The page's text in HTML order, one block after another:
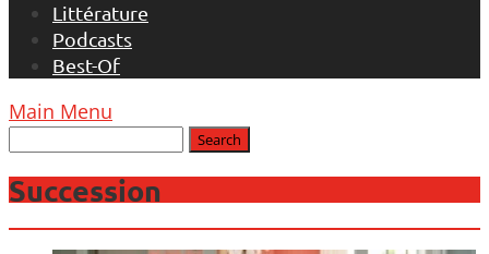
Littérature
Podcasts
Best-Of
Main Menu
Succession